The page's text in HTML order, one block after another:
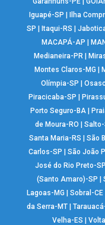
Iguapé-SP
Ilha
SP
Itaqui-RS |
MACAPÁ-AP
Medianeira-PR
Montes Claros-MG
Olímpia-SP
|
Piracicaba-SP
Porto Seguro-BA|
de Moura-RO
|Salto-
Santa Maria-RS
São
Carlos-SP
São João
José do Rio Preto-SP
(Santo Amaro)-SP
Lagoas-MG
|Sobral-CE
da Serra-MT|
Velha-ES